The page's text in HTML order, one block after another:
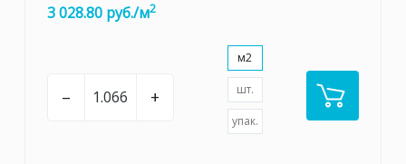
3 028.80 руб./м2
– +
м2
шт.
упак.